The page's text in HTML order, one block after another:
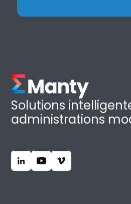
Solutions
administrations